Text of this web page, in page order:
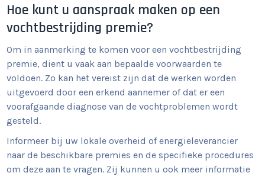
Hoe kunt u aanspraak maken op een
vochtbestrijding premie?
Om in aanmerking te komen voor een vochtbestrijding
premie, dient u vaak aan bepaalde voorwaarden te
voldoen. Zo kan het vereist zijn dat de werken worden
uitgevoerd door een erkend aannemer of dat er een
voorafgaande diagnose van de vochtproblemen wordt
gesteld.
Informeer bij uw lokale overheid of energieleverancier
naar de beschikbare premies en de specifieke procedures
om deze aan te vragen. Zij kunnen u ook meer informatie